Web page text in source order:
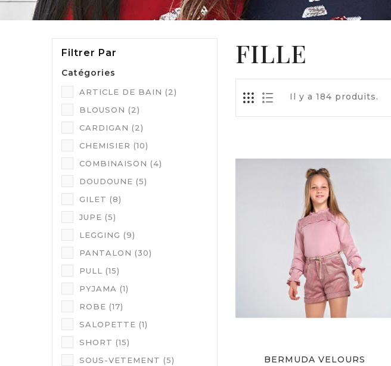
Filtrer Par
Catégories
ARTICLE DE BAIN (2)
BLOUSON (2)
CARDIGAN (2)
CHEMISIER (10)
COMBINAISON (4)
DOUDOUNE (5)
GILET (8)
JUPE (5)
LEGGING (9)
PANTALON (30)
PULL (15)
PYJAMA (1)
ROBE (17)
SALOPETTE (1)
SHORT (15)
SOUS-VETEMENT (5)
FILLE
Il y a 184 produits.
BERMUDA VELOURS